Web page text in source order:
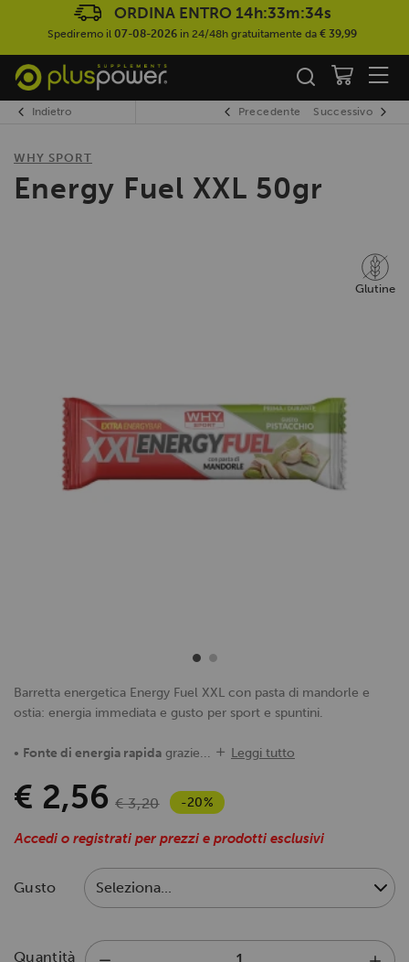
ORDINA ENTRO 14h:33m:33s
Spediremo il 07-08-2026 in 24/48h gratuitamente da € 39,99
Indietro Precedente Successivo
WHY SPORT
Energy Fuel XXL 50gr
Glutine
Barretta energetica Energy Fuel XXL con pasta di mandorle e
ostia: energia immediata e gusto per sport e spuntini.
• Fonte di energia rapida grazie... Leggi tutto
€ 2,56 € 3,20 -20%
Accedi o registrati per prezzi e prodotti esclusivi
Gusto
Quantità